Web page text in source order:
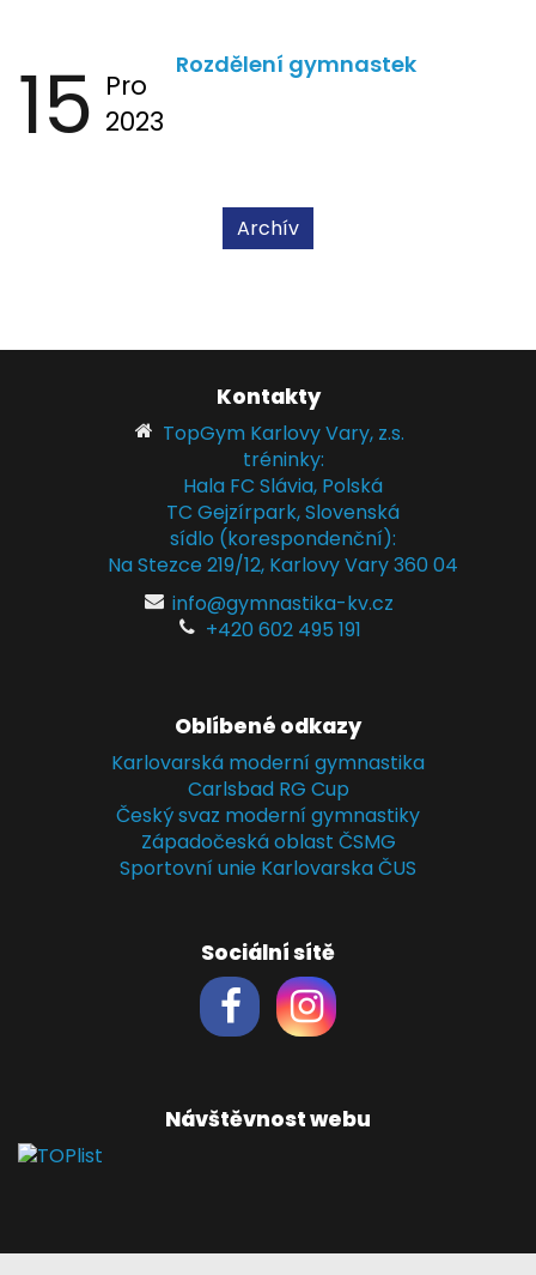
15 Pro
2023
Rozdělení gymnastek
Archív
Kontakty
TopGym Karlovy Vary, z.s.
tréninky:
Hala FC Slávia, Polská
TC Gejzírpark, Slovenská
sídlo (korespondenční):
Na Stezce 219/12, Karlovy Vary 360 04
info@gymnastika-kv.cz
+420 602 495 191
Oblíbené odkazy
Karlovarská moderní gymnastika
Carlsbad RG Cup
Český svaz moderní gymnastiky
Západočeská oblast ČSMG
Sportovní unie Karlovarska ČUS
Sociální sítě
Návštěvnost webu